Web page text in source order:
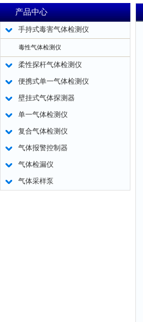
产品中心
手持式毒害气体检测仪
毒性气体检测仪
柔性探杆气体检测仪
便携式单一气体检测仪
壁挂式气体探测器
单一气体检测仪
复合气体检测仪
气体报警控制器
气体检漏仪
气体采样泵